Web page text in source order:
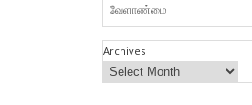
வேளாண்மை
Archives